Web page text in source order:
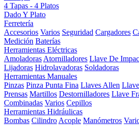
4 Tapas - 4 Platos
Dado Y Plato
Ferretería
Accesorios Varios Seguridad Cargadores
Medición Baterías
Herramientas Eléctricas
Amoladoras Atornilladores Llave De
Lijadoras Hidrolavadoras Soldadoras
Herramientas Manuales
Pinzas Pinza Punta Fina Llaves Allen
Prensas Martillos Destornilladores Llave
Combinadas Varios Cepillos
Herramientas Hidráulicas
Bombas Cilindro Acople Manómetros